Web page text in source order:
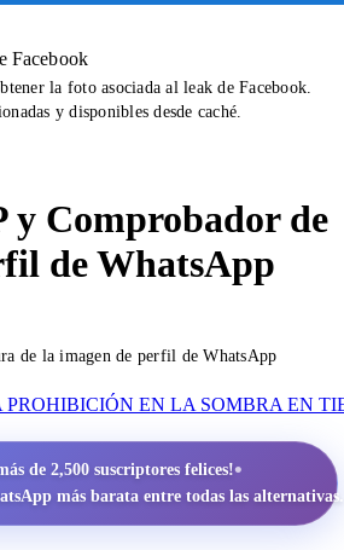
Facebook
la foto asociada al leak de Facebook.
y disponibles desde caché.
y Comprobador de
de WhatsApp
de la imagen de perfil de WhatsApp
PROHIBICIÓN EN LA SOMBRA EN
de 2,500 suscriptores felices!•
más barata entre todas las alternativas.